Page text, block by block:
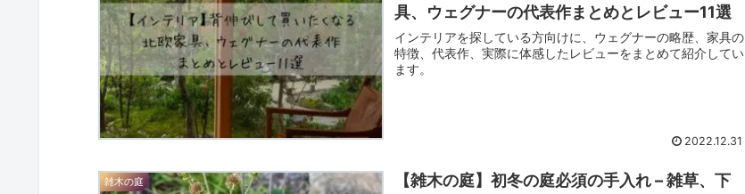
具、ウェグナーの代表作まとめとレビュー11選
インテリアを探している方向けに、ウェグナーの略歴、家具の
特徴、代表作、実際に体感したレビューをまとめて紹介してい
ます。
2022.12.31
雑木の庭
【雑木の庭】初冬の庭必須の手入れ – 雑草、下